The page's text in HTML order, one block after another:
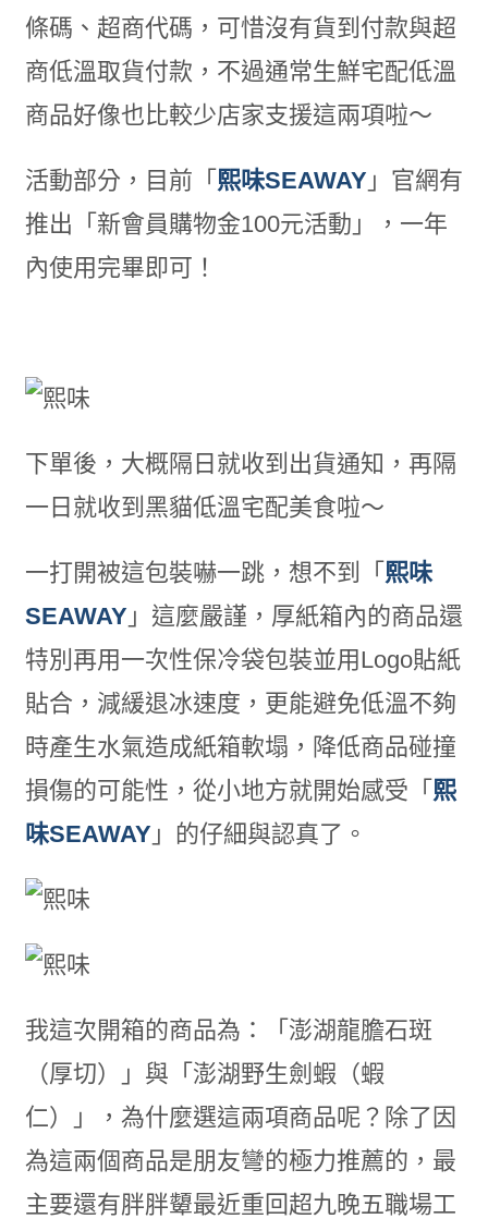
條碼、超商代碼，可惜沒有貨到付款與超
商低溫取貨付款，不過通常生鮮宅配低溫
商品好像也比較少店家支援這兩項啦～
活動部分，目前「 熙味SEAWAY 」官網有
推出「新會員購物金100元活動」，一年
內使用完畢即可！
下單後，大概隔日就收到出貨通知，再隔
一日就收到黑貓低溫宅配美食啦～
一打開被這包裝嚇一跳，想不到「 熙味
SEAWAY 」這麼嚴謹，厚紙箱內的商品還
特別再用一次性保冷袋包裝並用Logo貼紙
貼合，減緩退冰速度，更能避免低溫不夠
時產生水氣造成紙箱軟塌，降低商品碰撞
損傷的可能性，從小地方就開始感受「 熙
味SEAWAY 」的仔細與認真了。
我這次開箱的商品為：「澎湖龍膽石斑
（厚切）」與「澎湖野生劍蝦（蝦
仁）」，為什麼選這兩項商品呢？除了因
為這兩個商品是朋友彎的極力推薦的，最
主要還有胖胖顰最近重回超九晚五職場工